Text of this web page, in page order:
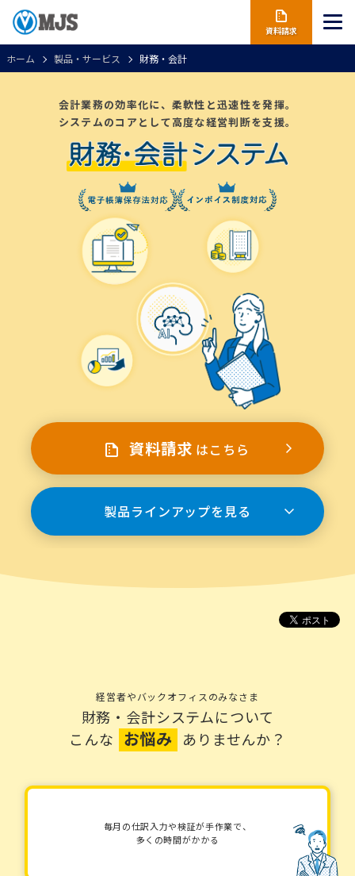
資料請求
ホーム 製品・サービス 財務・会計
会計業務の効率化に、柔軟性と迅速性を発揮。
システムのコアとして高度な経営判断を支援。
資料請求 はこちら
製品ラインアップを見る
経営者やバックオフィスのみなさま
財務・会計システムについて
こんな お悩み ありませんか？
毎月の仕訳入力や検証が手作業で、
多くの時間がかかる